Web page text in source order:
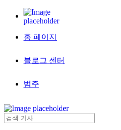
홈 페이지
블로그 센터
범주